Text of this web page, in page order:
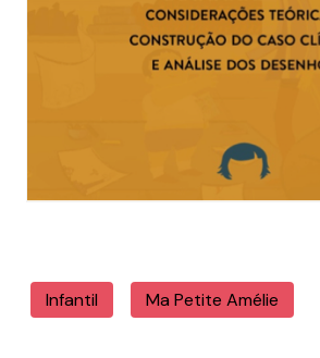
Infantil Ma Petite Amélie